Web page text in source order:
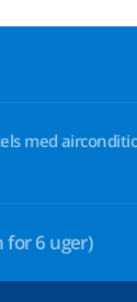
med
for 6 uger)